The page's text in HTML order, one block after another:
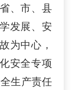
、市、县
发展、安
为中心，
安全专项
生产责任